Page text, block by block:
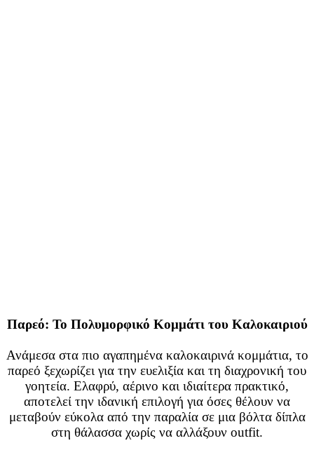
Παρεό: Το Πολυμορφικό Κομμάτι του Καλοκαιριού
Ανάμεσα στα πιο αγαπημένα καλοκαιρινά κομμάτια, το
παρεό ξεχωρίζει για την ευελιξία και τη διαχρονική του
γοητεία. Ελαφρύ, αέρινο και ιδιαίτερα πρακτικό,
αποτελεί την ιδανική επιλογή για όσες θέλουν να
μεταβούν εύκολα από την παραλία σε μια βόλτα δίπλα
στη θάλασσα χωρίς να αλλάξουν outfit.